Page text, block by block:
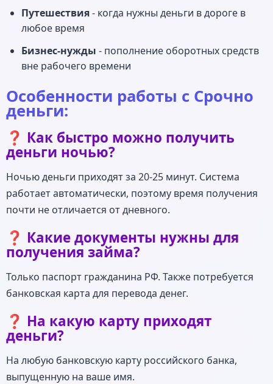
Путешествия- когда нужны деньги в дороге в
любое время
Бизнес-нужды - пополнение оборотных средств
вне рабочего времени
Особенности работы с Срочно
деньги:
❓ Как быстро можно получить
деньги ночью?
Ночью деньги приходят за 20-25 минут. Система
работает автоматически, поэтому время получения
почти не отличается от дневного.
❓ Какие документы нужны для
получения займа?
Только паспорт гражданина РФ. Также потребуется
банковская карта для перевода денег.
❓ На какую карту приходят
деньги?
На любую банковскую карту российского банка,
выпущенную на ваше имя.